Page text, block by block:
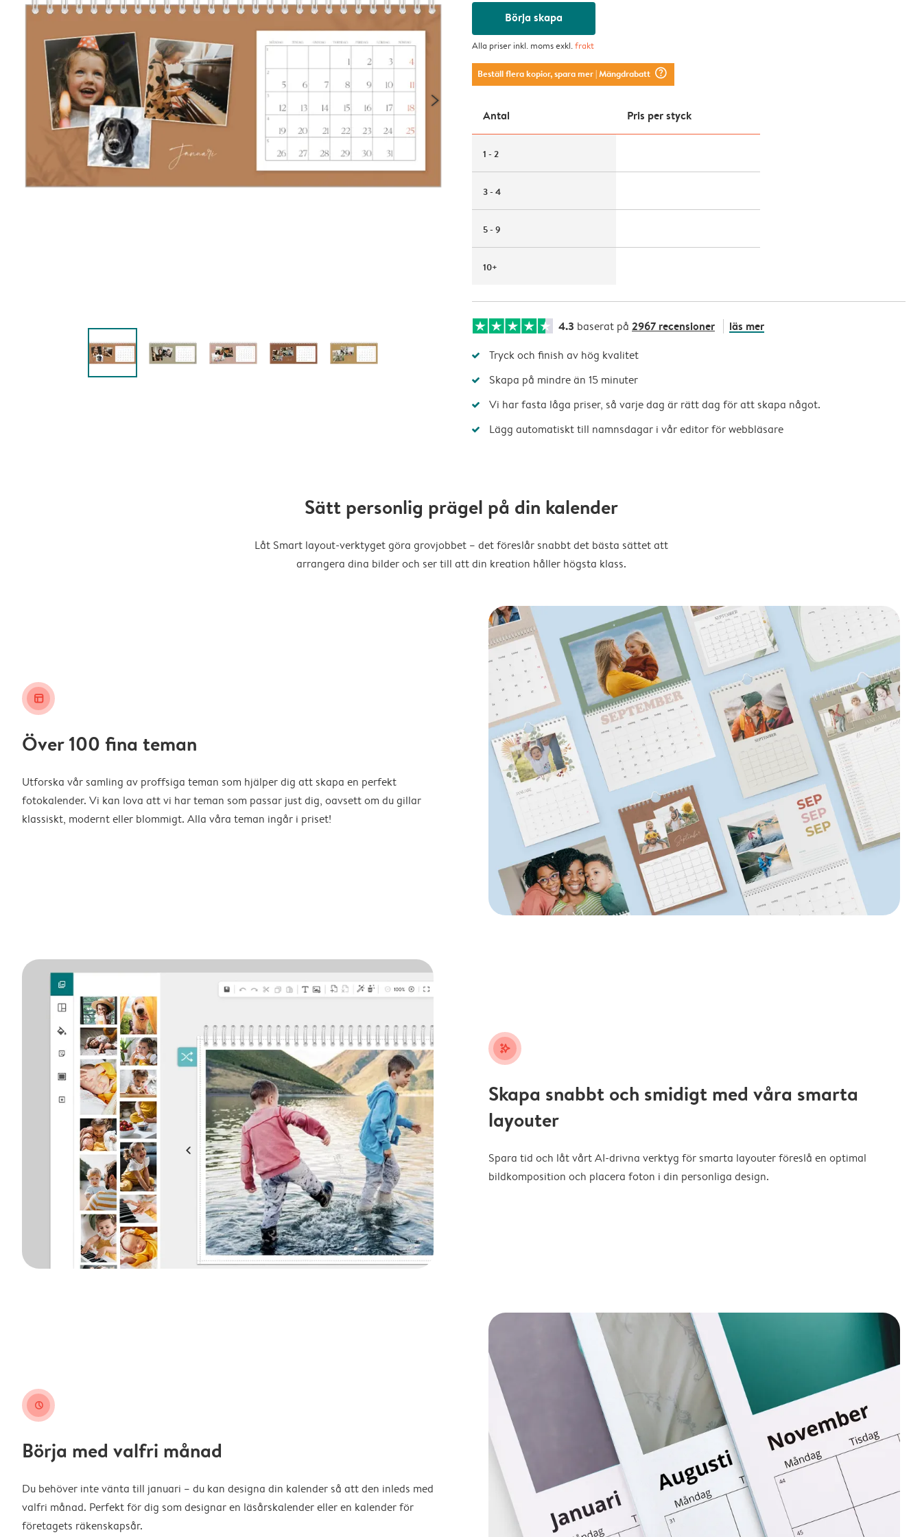
Börja skapa
Alla priser inkl. moms exkl.frakt
Beställ flera kopior, spara mer| Mängdrabatt question_mark_circle
Antal Pris per styck
1 - 2
3 - 4
5 - 9
10+
4.3 baserat på 2967 recensioner läs mer
Tryck och finish av hög kvalitet
Skapa på mindre än 15 minuter
Vi har fasta låga priser, så varje dag är rätt dag för att skapa något.
Lägg automatiskt till namnsdagar i vår editor för webbläsare
Sätt personlig prägel på din kalender
Låt Smart layout-verktyget göra grovjobbet – det föreslår snabbt det bästa sättet att
arrangera dina bilder och ser till att din kreation håller högsta klass.
layout_alt
Över 100 fina teman
Utforska vår samling av proffsiga teman som hjälper dig att skapa en perfekt
fotokalender. Vi kan lova att vi har teman som passar just dig, oavsett om du gillar
klassiskt, modernt eller blommigt. Alla våra teman ingår i priset!
stars_plus
Skapa snabbt och smidigt med våra smarta
layouter
Spara tid och låt vårt AI-drivna verktyg för smarta layouter föreslå en optimal
bildkomposition och placera foton i din personliga design.
clock
Börja med valfri månad
Du behöver inte vänta till januari – du kan designa din kalender så att den inleds med
valfri månad. Perfekt för dig som designar en läsårskalender eller en kalender för
företagets räkenskapsår.